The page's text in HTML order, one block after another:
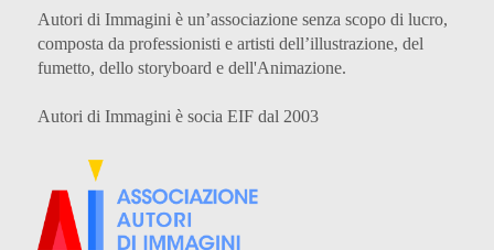
Autori di Immagini è un’associazione senza scopo di lucro,
composta da professionisti e artisti dell’illustrazione, del
fumetto, dello storyboard e dell'Animazione.
Autori di Immagini è socia EIF dal 2003